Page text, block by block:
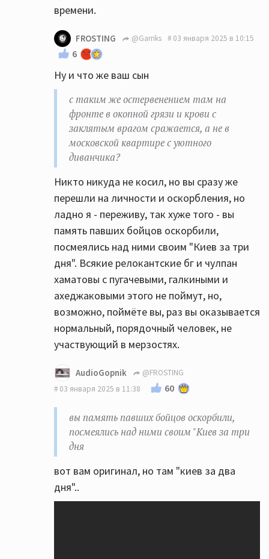
времени.
FROSTING @Garriks 03 января 2025 в 10:15
6
Ну и что же ваш сын
с таким же остервенением там на
фронте в окопной грязи и крови с
заклятым врагом сражается, а не в
московской квартире с уютного
диванчика?
Никто никуда не косил, но вы сразу же
перешли на личности и оскорбления, но
ладно я - переживу, так хуже того - вы
память павших бойцов оскорбили,
посмеялись над ними своим "Киев за три
дня". Всякие релокантские бг и чулпан
хаматовы с пугачевыми, галкиными и
ахеджаковыми этого не поймут, но,
возможно, поймёте вы, раз вы оказывается
нормальный, порядочный человек, не
участвующий в мерзостях.
AudioGopnik
@FROSTING
03 января 2025 в 11:38
60
вы память павших бойцов оскорбили,
посмеялись над ними своим "Киев за три
дня
вот вам оригинал, но там "киев за два
дня"..